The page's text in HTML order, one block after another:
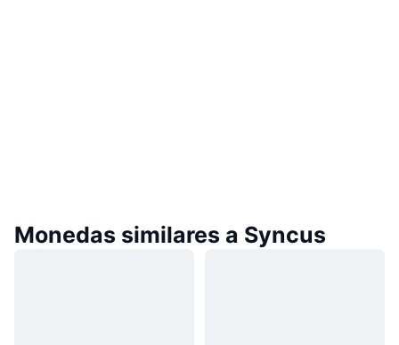
Monedas similares a Syncus